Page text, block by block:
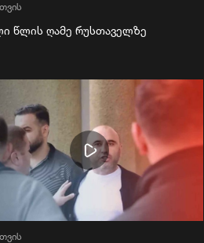
წლის ღამე რუსთაველზე